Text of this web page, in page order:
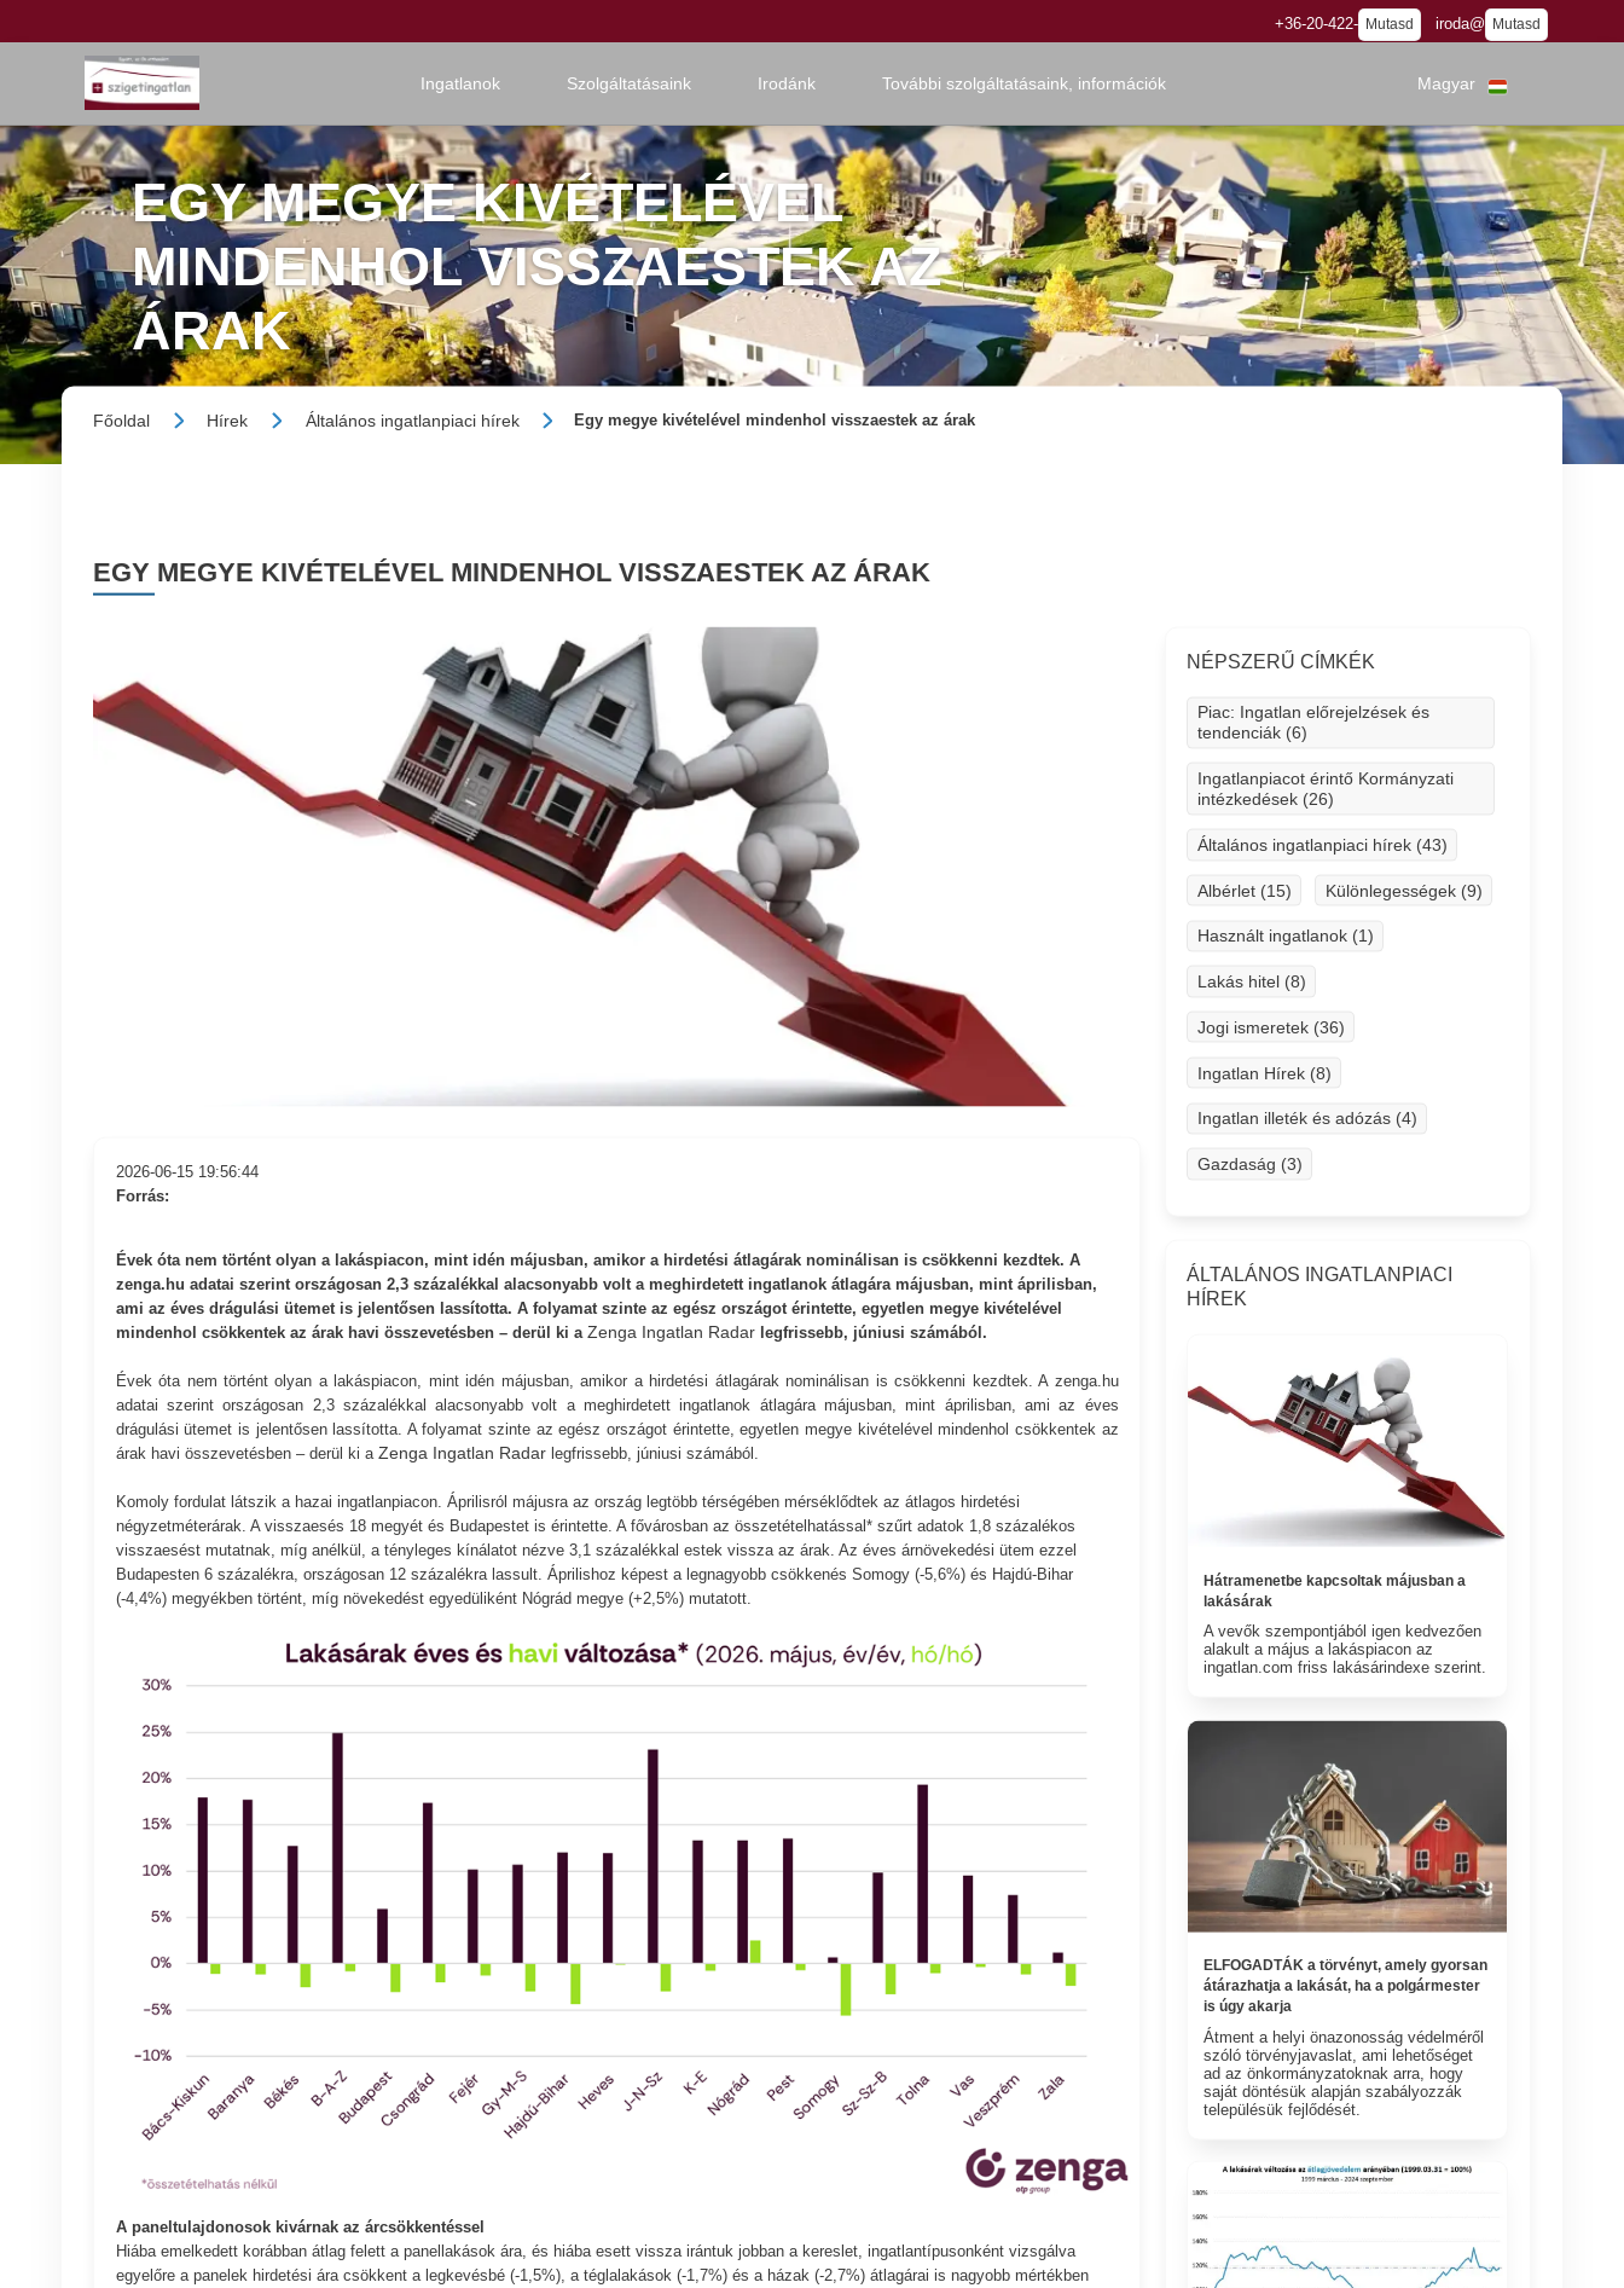
+36-20-422- Mutasd iroda@ Mutasd
Ingatlanok Szolgáltatásaink Irodánk További szolgáltatásaink, információk Magyar
EGY MEGYE KIVÉTELÉVEL
MINDENHOL VISSZAESTEK AZ
ÁRAK
Főoldal Hírek Általános ingatlanpiaci hírek Egy megye kivételével mindenhol visszaestek az árak
EGY MEGYE KIVÉTELÉVEL MINDENHOL VISSZAESTEK AZ ÁRAK
2026-06-15 19:56:44
Forrás:
Évek óta nem történt olyan a lakáspiacon, mint idén májusban, amikor a hirdetési átlagárak nominálisan is csökkenni kezdtek. A
zenga.hu adatai szerint országosan 2,3 százalékkal alacsonyabb volt a meghirdetett ingatlanok átlagára májusban, mint áprilisban,
ami az éves drágulási ütemet is jelentősen lassította. A folyamat szinte az egész országot érintette, egyetlen megye kivételével
mindenhol csökkentek az árak havi összevetésben – derül ki a Zenga Ingatlan Radarlegfrissebb, júniusi számából.
Évek óta nem történt olyan a lakáspiacon, mint idén májusban, amikor a hirdetési átlagárak nominálisan is csökkenni kezdtek. A zenga.hu
adatai szerint országosan 2,3 százalékkal alacsonyabb volt a meghirdetett ingatlanok átlagára májusban, mint áprilisban, ami az éves
drágulási ütemet is jelentősen lassította. A folyamat szinte az egész országot érintette, egyetlen megye kivételével mindenhol csökkentek az
árak havi összevetésben – derül ki a Zenga Ingatlan Radarlegfrissebb, júniusi számából.
Komoly fordulat látszik a hazai ingatlanpiacon. Áprilisról májusra az ország legtöbb térségében mérséklődtek az átlagos hirdetési
négyzetméterárak. A visszaesés 18 megyét és Budapestet is érintette. A fővárosban az összetételhatással* szűrt adatok 1,8 százalékos
visszaesést mutatnak, míg anélkül, a tényleges kínálatot nézve 3,1 százalékkal estek vissza az árak. Az éves árnövekedési ütem ezzel
Budapesten 6 százalékra, országosan 12 százalékra lassult. Áprilishoz képest a legnagyobb csökkenés Somogy (-5,6%) és Hajdú-Bihar
(-4,4%) megyékben történt, míg növekedést egyedüliként Nógrád megye (+2,5%) mutatott.
A paneltulajdonosok kivárnak az árcsökkentéssel
Hiába emelkedett korábban átlag felett a panellakások ára, és hiába esett vissza irántuk jobban a kereslet, ingatlantípusonként vizsgálva
egyelőre a panelek hirdetési ára csökkent a legkevésbé (-1,5%), a téglalakások (-1,7%) és a házak (-2,7%) átlagárai is nagyobb mértékben
NÉPSZERŰ CÍMKÉK
Piac: Ingatlan előrejelzések és
tendenciák (6)
Ingatlanpiacot érintő Kormányzati
intézkedések (26)
Általános ingatlanpiaci hírek (43)
Albérlet (15) Különlegességek (9)
Használt ingatlanok (1)
Lakás hitel (8)
Jogi ismeretek (36)
Ingatlan Hírek (8)
Ingatlan illeték és adózás (4)
Gazdaság (3)
ÁLTALÁNOS INGATLANPIACI
HÍREK
Hátramenetbe kapcsoltak májusban a
lakásárak
A vevők szempontjából igen kedvezően
alakult a május a lakáspiacon az
ingatlan.com friss lakásárindexe szerint.
ELFOGADTÁK a törvényt, amely gyorsan
átárazhatja a lakását, ha a polgármester
is úgy akarja
Átment a helyi önazonosság védelméről
szóló törvényjavaslat, ami lehetőséget
ad az önkormányzatoknak arra, hogy
saját döntésük alapján szabályozzák
településük fejlődését.